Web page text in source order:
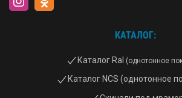
КАТАЛОГ:
Каталог Ral (однотонное
Каталог NCS (однотонное